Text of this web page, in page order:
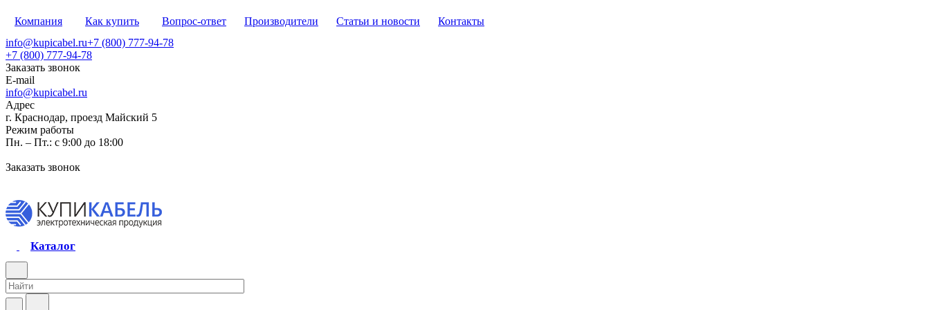
Компания Как купить Вопрос-ответ Производители Статьи и новости
Контакты
info@kupicabel.ru+7 (800) 777-94-78
+7 (800) 777-94-78
Заказать звонок
E-mail
info@kupicabel.ru
Адрес
г. Краснодар, проезд Майский 5
Режим работы
Пн. – Пт.: с 9:00 до 18:00
Заказать звонок
Каталог